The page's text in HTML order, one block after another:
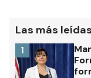
Las más leídas
1